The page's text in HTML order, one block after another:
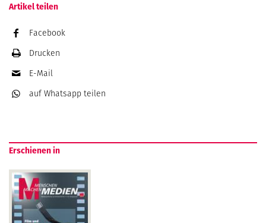
Artikel teilen
Facebook
Drucken
E-Mail
auf Whatsapp teilen
Erschienen in